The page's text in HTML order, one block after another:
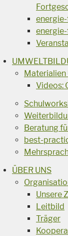
Videos:
Beratung
best-
ÜBER UNS
Unsere
Leitbild
Träger